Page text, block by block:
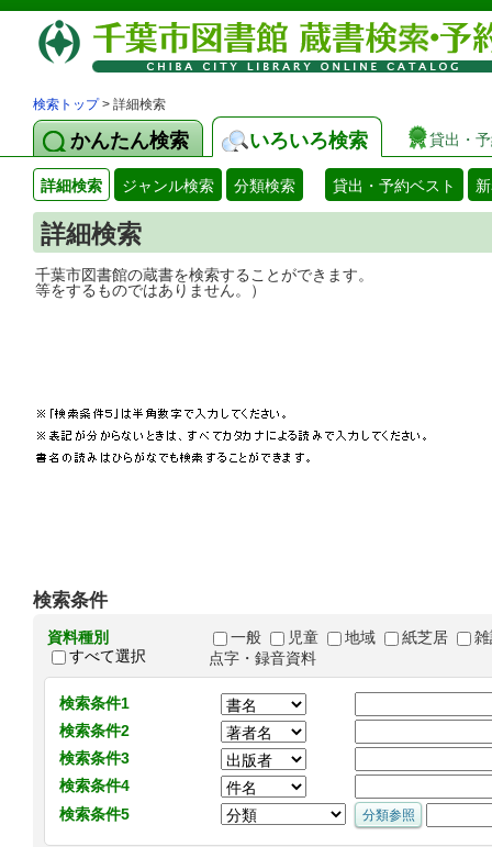
検索トップ> 詳細検索
かんたん検索 いろいろ検索 貸出・
詳細検索 ジャンル検索 分類検索 貸出・予約ベスト
詳細検索
千葉市図書館の蔵書を検索することがで
等をするものではありません。）
検索条件
資料種別
すべて選択
一般 児童 地域 紙芝居
点字・録音資料
検索条件1
検索条件2
検索条件3
検索条件4
検索条件5